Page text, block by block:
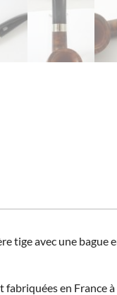
tige avec une
fabriquées en France